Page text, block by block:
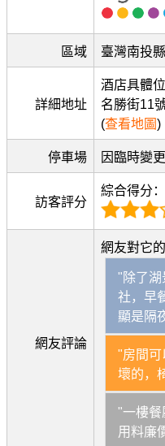
區域 臺灣南投縣
詳細地址
酒店具體
名勝街11
(查看地圖)
停車場 因臨時變
訪客評分
綜合得分
網友評論
網友對它
"除了湖
社，早
顯是隔
"房間可
壞的，
"一樓餐
用料廉